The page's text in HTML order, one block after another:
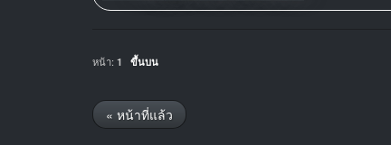
หน้า: 1 ขึ้นบน
« หน้าที่แล้ว